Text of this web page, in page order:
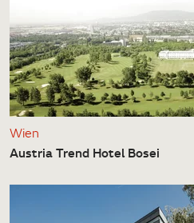
Wien
Austria Trend Hotel Bosei